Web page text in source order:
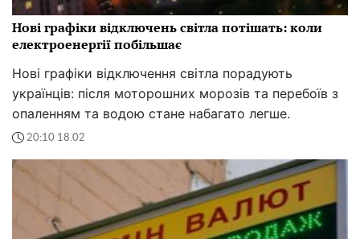
Нові графіки відключень світла потішать: коли
електроенергії побільшає
Нові графіки відключення світла порадують
українців: після моторошних морозів та перебоїв з
опаленням та водою стане набагато легше.
20:10 18.02